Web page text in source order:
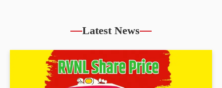
Latest News